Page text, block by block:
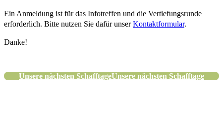
Ein Anmeldung ist für das Infotreffen und die Vertiefungsrunde
erforderlich. Bitte nutzen Sie dafür unserKontaktformular.
Danke!
Unsere nächsten SchafftageUnsere nächsten Schafftage